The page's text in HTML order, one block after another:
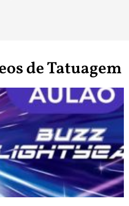
de Tatuagem